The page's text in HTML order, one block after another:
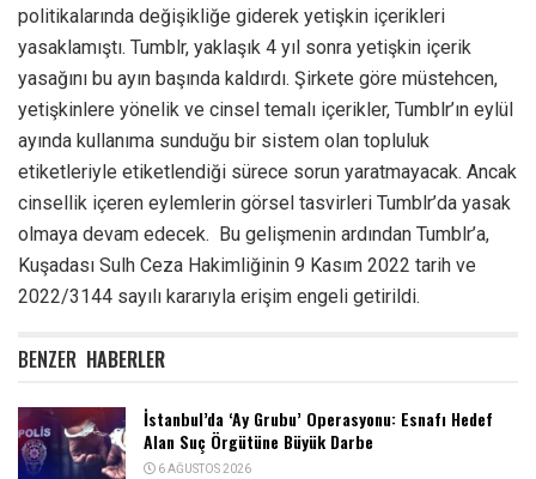
politikalarında değişikliğe giderek yetişkin içerikleri
yasaklamıştı. Tumblr, yaklaşık 4 yıl sonra yetişkin içerik
yasağını bu ayın başında kaldırdı. Şirkete göre müstehcen,
yetişkinlere yönelik ve cinsel temalı içerikler, Tumblr’ın eylül
ayında kullanıma sunduğu bir sistem olan topluluk
etiketleriyle etiketlendiği sürece sorun yaratmayacak. Ancak
cinsellik içeren eylemlerin görsel tasvirleri Tumblr’da yasak
olmaya devam edecek. Bu gelişmenin ardından Tumblr’a,
Kuşadası Sulh Ceza Hakimliğinin 9 Kasım 2022 tarih ve
2022/3144 sayılı kararıyla erişim engeli getirildi.
BENZER HABERLER
İstanbul’da ‘Ay Grubu’ Operasyonu: Esnafı Hedef
Alan Suç Örgütüne Büyük Darbe
6 AĞUSTOS 2026